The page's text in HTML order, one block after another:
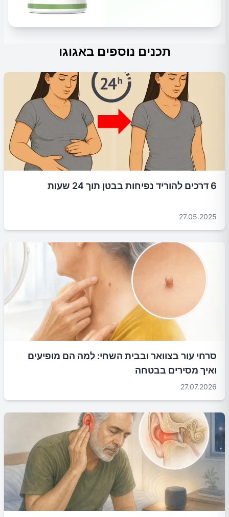
תכנים נוספים באגוגו
6 דרכים להוריד נפיחות בבטן תוך 24 שעות
27.05.2025
סרחי עור בצוואר ובבית השחי: למה הם מופיעים
ואיך מסירים בבטחה
27.07.2026